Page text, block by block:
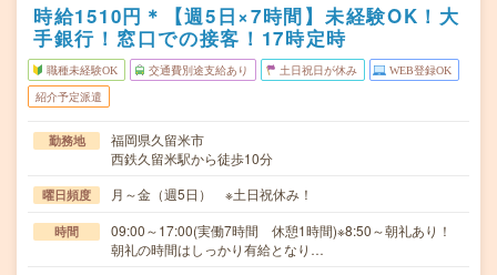
時給1510円＊【週5日×7時間】未経験OK！大
手銀行！窓口での接客！17時定時
職種未経験OK 交通費別途支給あり 土日祝日が休み WEB登録OK
紹介予定派遣
勤務地
福岡県久留米市
西鉄久留米駅から徒歩10分
曜日頻度 月～金（週5日） ※土日祝休み！
時間
09:00～17:00(実働7時間 休憩1時間)※8:50～朝礼あり！
朝礼の時間はしっかり有給となり…